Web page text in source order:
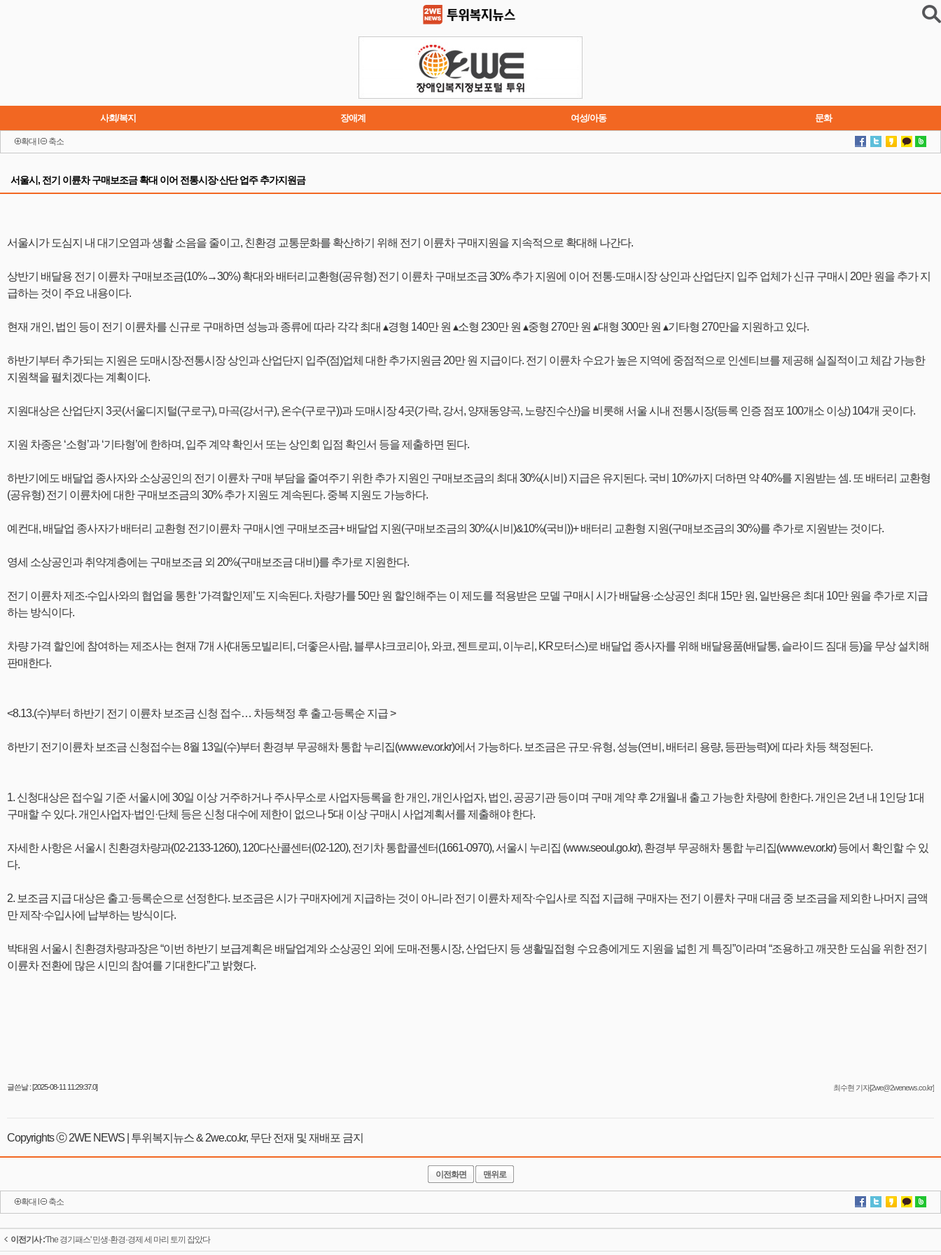
사회/복지 장애계 여성/아동 문화
확대 축소
서울시, 전기 이륜차 구매보조금 확대 이어 전통시장·산단 업주 추가지원금
서울시가 도심지 내 대기오염과 생활 소음을 줄이고, 친환경 교통문화를 확산하기 위해 전기 이륜차 구매지원을 지속적으로 확대해 나간다.
상반기 배달용 전기 이륜차 구매보조금(10%→30%) 확대와 배터리교환형(공유형) 전기 이륜차 구매보조금 30% 추가 지원에 이어 전통‧도매시장 상인과 산업단지 입주 업체가 신규 구매시 20만 원을 추가 지
급하는 것이 주요 내용이다.
현재 개인, 법인 등이 전기 이륜차를 신규로 구매하면 성능과 종류에 따라 각각 최대 ▴경형 140만 원 ▴소형 230만 원 ▴중형 270만 원 ▴대형 300만 원 ▴기타형 270만을 지원하고 있다.
하반기부터 추가되는 지원은 도매시장‧전통시장 상인과 산업단지 입주(점)업체 대한 추가지원금 20만 원 지급이다. 전기 이륜차 수요가 높은 지역에 중점적으로 인센티브를 제공해 실질적이고 체감 가능한
지원책을 펼치겠다는 계획이다.
지원대상은 산업단지 3곳(서울디지털(구로구), 마곡(강서구), 온수(구로구))과 도매시장 4곳(가락, 강서, 양재동양곡, 노량진수산)을 비롯해 서울 시내 전통시장(등록 인증 점포 100개소 이상) 104개 곳이다.
지원 차종은 ‘소형’과 ‘기타형’에 한하며, 입주 계약 확인서 또는 상인회 입점 확인서 등을 제출하면 된다.
하반기에도 배달업 종사자와 소상공인의 전기 이륜차 구매 부담을 줄여주기 위한 추가 지원인 구매보조금의 최대 30%(시비) 지급은 유지된다. 국비 10%까지 더하면 약 40%를 지원받는 셈. 또 배터리 교환형
(공유형) 전기 이륜차에 대한 구매보조금의 30% 추가 지원도 계속된다. 중복 지원도 가능하다.
예컨대, 배달업 종사자가 배터리 교환형 전기이륜차 구매시엔 구매보조금+ 배달업 지원(구매보조금의 30%(시비)&10%(국비))+ 배터리 교환형 지원(구매보조금의 30%)를 추가로 지원받는 것이다.
영세 소상공인과 취약계층에는 구매보조금 외 20%(구매보조금 대비)를 추가로 지원한다.
전기 이륜차 제조‧수입사와의 협업을 통한 ‘가격할인제’도 지속된다. 차량가를 50만 원 할인해주는 이 제도를 적용받은 모델 구매시 시가 배달용·소상공인 최대 15만 원, 일반용은 최대 10만 원을 추가로 지급
하는 방식이다.
차량 가격 할인에 참여하는 제조사는 현재 7개 사(대동모빌리티, 더좋은사람, 블루샤크코리아, 와코, 젠트로피, 이누리, KR모터스)로 배달업 종사자를 위해 배달용품(배달통, 슬라이드 짐대 등)을 무상 설치해
판매한다.
<8.13.(수)부터 하반기 전기 이륜차 보조금 신청 접수… 차등책정 후 출고‧등록순 지급 >
하반기 전기이륜차 보조금 신청접수는 8월 13일(수)부터 환경부 무공해차 통합 누리집(www.ev.or.kr)에서 가능하다. 보조금은 규모·유형, 성능(연비, 배터리 용량, 등판능력)에 따라 차등 책정된다.
1. 신청대상은 접수일 기준 서울시에 30일 이상 거주하거나 주사무소로 사업자등록을 한 개인, 개인사업자, 법인, 공공기관 등이며 구매 계약 후 2개월내 출고 가능한 차량에 한한다. 개인은 2년 내 1인당 1대
구매할 수 있다. 개인사업자·법인·단체 등은 신청 대수에 제한이 없으나 5대 이상 구매시 사업계획서를 제출해야 한다.
자세한 사항은 서울시 친환경차량과(02-2133-1260), 120다산콜센터(02-120), 전기차 통합콜센터(1661-0970), 서울시 누리집 (www.seoul.go.kr), 환경부 무공해차 통합 누리집(www.ev.or.kr) 등에서 확인할 수 있
다.
2. 보조금 지급 대상은 출고·등록순으로 선정한다. 보조금은 시가 구매자에게 지급하는 것이 아니라 전기 이륜차 제작·수입사로 직접 지급해 구매자는 전기 이륜차 구매 대금 중 보조금을 제외한 나머지 금액
만 제작·수입사에 납부하는 방식이다.
박태원 서울시 친환경차량과장은 “이번 하반기 보급계획은 배달업계와 소상공인 외에 도매‧전통시장, 산업단지 등 생활밀접형 수요층에게도 지원을 넓힌 게 특징”이라며 “조용하고 깨끗한 도심을 위한 전기
이륜차 전환에 많은 시민의 참여를 기대한다”고 밝혔다.
글쓴날 : [2025-08-11 11:29:37.0] 최수현 기자[2we@2wenews.co.kr]
Copyrights ⓒ 2WE NEWS | 투위복지뉴스 & 2we.co.kr, 무단 전재 및 재배포 금지
이전화면 맨위로
확대 축소
이전기사 :'The 경기패스' 민생·환경·경제 세 마리 토끼 잡았다